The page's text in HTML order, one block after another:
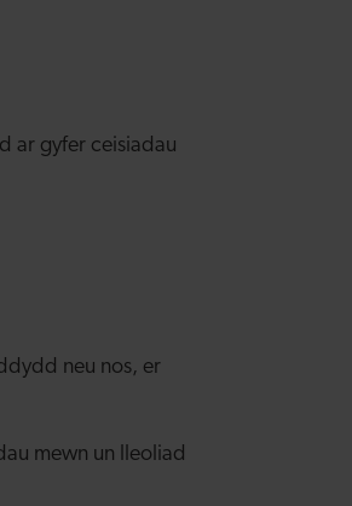
ar gyfer ceisiadau
neu nos, er
mewn un lleoliad